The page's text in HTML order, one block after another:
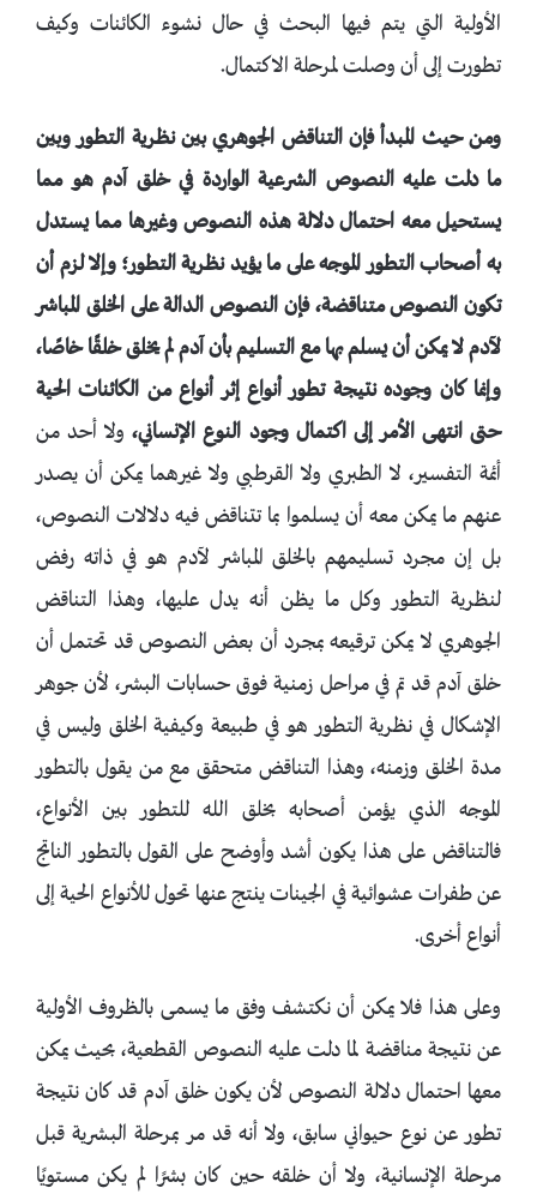
الأولية التي يتم فيها البحث في حال نشوء الكائنات وكيف
تطورت إلى أن وصلت لمرحلة الاكتمال.
ومن حيث المبدأ فإن التناقض الجوهري بين نظرية التطور وبين
ما دلت عليه النصوص الشرعية الواردة في خلق آدم هو مما
يستحيل معه احتمال دلالة هذه النصوص وغيرها مما يستدل
به أصحاب التطور الموجه على ما يؤيد نظرية التطور؛ وإلا لزم أن
تكون النصوص متناقضة، فإن النصوص الدالة على الخلق المباشر
لآدم لا يمكن أن يسلم بها مع التسليم بأن آدم لم يخلق خلقًا خاصًا،
وإنما كان وجوده نتيجة تطور أنواع إثر أنواع من الكائنات الحية
حتى انتهى الأمر إلى اكتمال وجود النوع الإنساني،ولا أحد من
أئمة التفسير، لا الطبري ولا القرطبي ولا غيرهما يمكن أن يصدر
عنهم ما يمكن معه أن يسلموا بما تتناقض فيه دلالات النصوص،
بل إن مجرد تسليمهم بالخلق المباشر لآدم هو في ذاته رفض
لنظرية التطور وكل ما يظن أنه يدل عليها، وهذا التناقض
الجوهري لا يمكن ترقيعه بمجرد أن بعض النصوص قد تحتمل أن
خلق آدم قد تم في مراحل زمنية فوق حسابات البشر، لأن جوهر
الإشكال في نظرية التطور هو في طبيعة وكيفية الخلق وليس في
مدة الخلق وزمنه، وهذا التناقض متحقق مع من يقول بالتطور
الموجه الذي يؤمن أصحابه بخلق الله للتطور بين الأنواع،
فالتناقض على هذا يكون أشد وأوضح على القول بالتطور الناتج
عن طفرات عشوائية في الجينات ينتج عنها تحول للأنواع الحية إلى
أنواع أخرى.
وعلى هذا فلا يمكن أن نكتشف وفق ما يسمى بالظروف الأولية
عن نتيجة مناقضة لما دلت عليه النصوص القطعية، بحيث يمكن
معها احتمال دلالة النصوص لأن يكون خلق آدم قد كان نتيجة
تطور عن نوع حيواني سابق، ولا أنه قد مر بمرحلة البشرية قبل
مرحلة الإنسانية، ولا أن خلقه حين كان بشرًا لم يكن مستويًا